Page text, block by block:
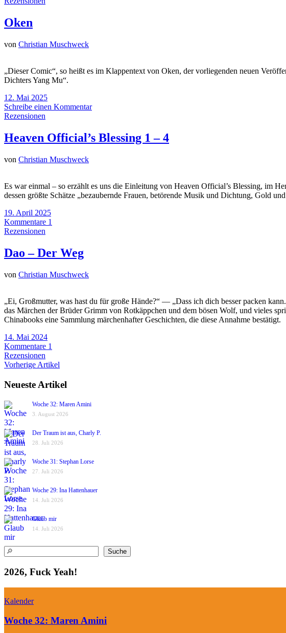
Oken
von Christian Muschweck
„Dieser Comic“, so heißt es im Klappentext von Oken, der vorliegenden neuen
Dichters Yang Mu“.
12. Mai 2025
Schreibe einen Kommentar
Rezensionen
Heaven Official’s Blessing 1 – 4
von Christian Muschweck
Es war einmal – so erzählt es uns die Einleitung von Heaven Official’s Blessing, im
dessen größte Schätze „bezaubernde Frauen, betörende Musik und Dichtung, Gold
19. April 2025
Kommentare 1
Rezensionen
Dao – Der Weg
von Christian Muschweck
„Ei, Großmutter, was hast du für große Hände?“ — „Dass ich dich besser packen
das Märchen der Brüder Grimm von Rotkäppchen und dem bösen Wolf, und vieles
Chinabooks eine Sammlung märchenhafter Geschichten, die diese Annahme bestätigt.
14. Mai 2024
Kommentare 1
Rezensionen
Vorherige Artikel
Neueste Artikel
Woche 32: Maren Amini
3. August 2026
Der Traum ist aus, Charly P.
28. Juli 2026
Woche 31: Stephan Lorse
27. Juli 2026
Woche 29: Ina Hattenhauer
14. Juli 2026
Glaub mir
14. Juli 2026
Suchen Suche
2026, Fuck Yeah!
Kalender
Woche 32: Maren Amini